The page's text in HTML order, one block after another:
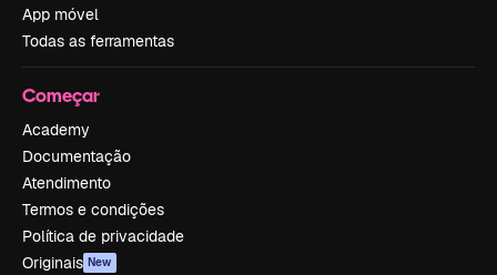
App móvel
Todas as ferramentas
Começar
Academy
Documentação
Atendimento
Termos e condições
Política de privacidade
Originais New